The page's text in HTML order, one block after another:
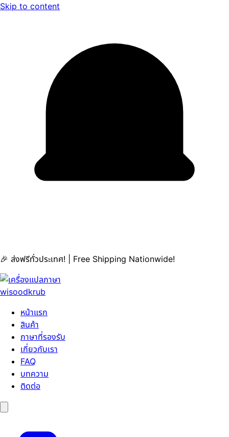
Skip to content
🎉 ส่งฟรีทั่วประเทศ! | Free Shipping Nationwide!
หน้าแรก
สินค้า
ภาษาที่รองรับ
เกี่ยวกับเรา
FAQ
บทความ
ติดต่อ